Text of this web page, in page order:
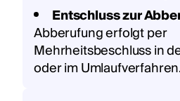
Entschluss zur
Abberufung erfolgt per
Mehrheitsbeschluss in
oder im